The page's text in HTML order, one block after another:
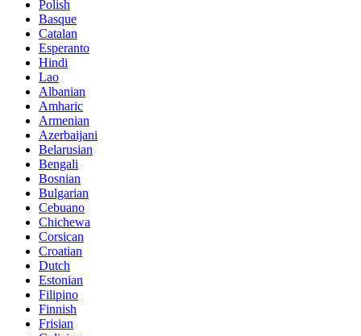
Polish
Basque
Catalan
Esperanto
Hindi
Lao
Albanian
Amharic
Armenian
Azerbaijani
Belarusian
Bengali
Bosnian
Bulgarian
Cebuano
Chichewa
Corsican
Croatian
Dutch
Estonian
Filipino
Finnish
Frisian